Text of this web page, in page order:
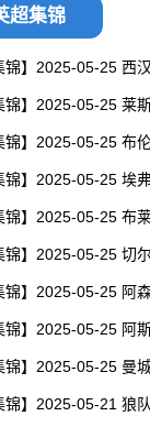
超集锦
锦】2025-05-25 西
锦】2025-05-25 莱
锦】2025-05-25 布
锦】2025-05-25 埃
锦】2025-05-25 布
锦】2025-05-25 切
锦】2025-05-25 阿
锦】2025-05-25 阿
锦】2025-05-25 曼
锦】2025-05-21 狼